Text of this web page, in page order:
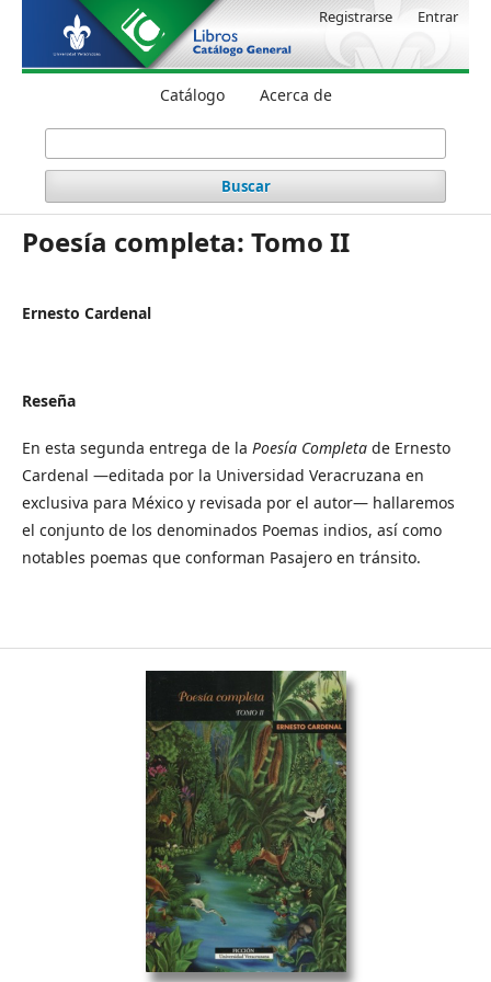
Catálogo Acerca de
Buscar
Registrarse Entrar
Poesía completa: Tomo II
Ernesto Cardenal
Reseña
En esta segunda entrega de la Poesía Completa de Ernesto
Cardenal ―editada por la Universidad Veracruzana en
exclusiva para México y revisada por el autor― hallaremos
el conjunto de los denominados Poemas indios, así como
notables poemas que conforman Pasajero en tránsito.